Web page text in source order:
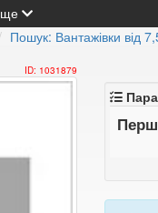
ще
Пошук: Вантажівки від
ID: 1031879